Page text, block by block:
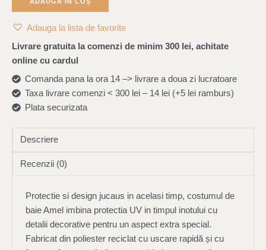
Adauga la lista de favorite
Livrare gratuita la comenzi de minim 300 lei, achitate
online cu cardul
Comanda pana la ora 14 –> livrare a doua zi lucratoare
Taxa livrare comenzi < 300 lei – 14 lei (+5 lei ramburs)
Plata securizata
Descriere
Recenzii (0)
Protectie si design jucaus in acelasi timp, costumul de
baie Amel imbina protectia UV in timpul inotului cu
detalii decorative pentru un aspect extra special.
Fabricat din poliester reciclat cu uscare rapidă și cu